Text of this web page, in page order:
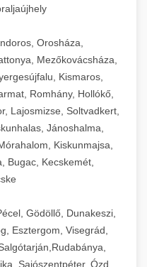
Orosháza,
Mezőkovácsháza,
Kismaros,
Romhány, Hollókő,
Lajosmizse, Soltvadkert,
Jánoshalma,
Kiskunmajsa,
Bugac, Kecskemét,
Gödöllő, Dunakeszi,
Esztergom, Visegrád,
Sajószentpéter, Ózd,